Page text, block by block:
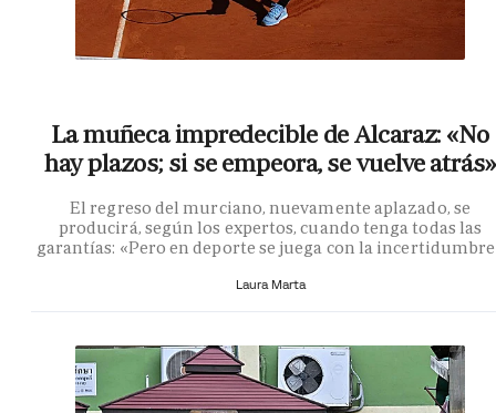
La muñeca impredecible de Alcaraz: «No
hay plazos; si se empeora, se vuelve atrás»
El regreso del murciano, nuevamente aplazado, se
producirá, según los expertos, cuando tenga todas las
garantías: «Pero en deporte se juega con la
Laura Marta